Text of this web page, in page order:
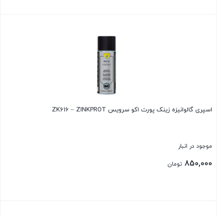
اسپری گالوانیزه زینک پورت اکو سرویس ZK616 – ZINKPROT
موجود در انبار
850,000 تومان